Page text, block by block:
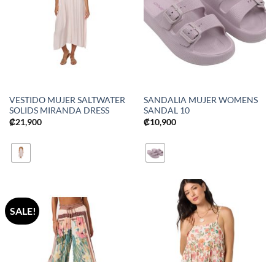
VESTIDO MUJER SALTWATER
SOLIDS MIRANDA DRESS
₡21,900
SANDALIA MUJER WOMENS
SANDAL 10
₡10,900
SALE!